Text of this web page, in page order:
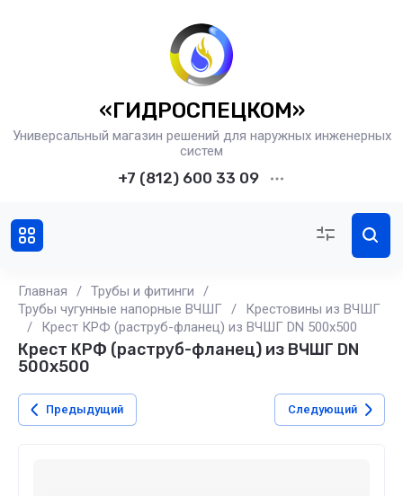
«ГИДРОСПЕЦКОМ»
Универсальный магазин решений для наружных инженерных
систем
+7 (812) 600 33 09
Главная / Трубы и фитинги
/
Трубы чугунные напорные ВЧШГ /
Крестовины из ВЧШГ
/
Крест КРФ (раструб-фланец) из ВЧШГ DN 500х500
Крест КРФ (раструб-фланец) из ВЧШГ DN
500х500
Предыдущий Следующий